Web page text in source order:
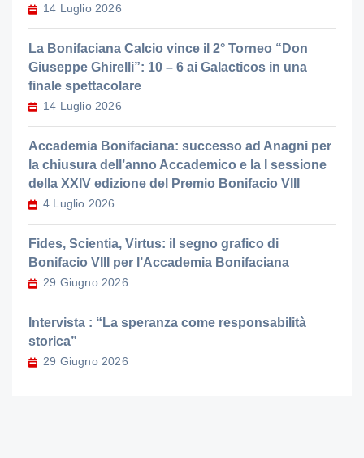
14 Luglio 2026
La Bonifaciana Calcio vince il 2° Torneo “Don
Giuseppe Ghirelli”: 10 – 6 ai Galacticos in una
finale spettacolare
14 Luglio 2026
Accademia Bonifaciana: successo ad Anagni per
la chiusura dell’anno Accademico e la I sessione
della XXIV edizione del Premio Bonifacio VIII
4 Luglio 2026
Fides, Scientia, Virtus: il segno grafico di
Bonifacio VIII per l’Accademia Bonifaciana
29 Giugno 2026
Intervista : “La speranza come responsabilità
storica”
29 Giugno 2026